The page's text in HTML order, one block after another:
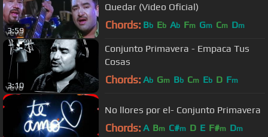
3:59
Quedar (Video Oficial)
Chords: Bb Eb Ab Fm Gm Cm Dm
3:10
Conjunto Primavera - Empaca Tus
Cosas
Chords: Ab Gm Bb Cm Eb D Fm
No llores por el- Conjunto Primavera
Chords: A Bm C#m D E F#m Dm